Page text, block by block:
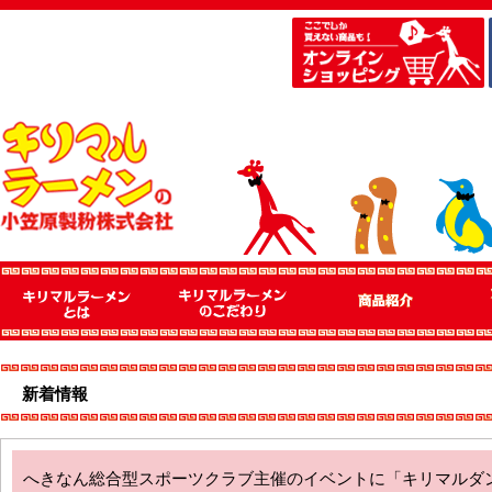
新着情報
へきなん総合型スポーツクラブ主催のイベントに「キリマル